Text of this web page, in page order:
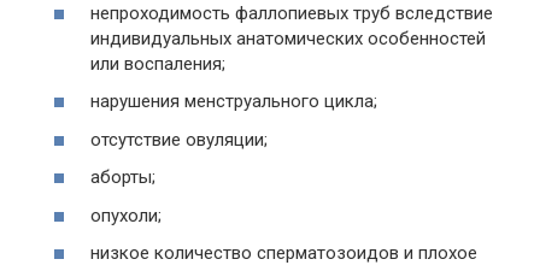
непроходимость фаллопиевых труб вследствие
индивидуальных анатомических особенностей
или воспаления;
нарушения менструального цикла;
отсутствие овуляции;
аборты;
опухоли;
низкое количество сперматозоидов и плохое